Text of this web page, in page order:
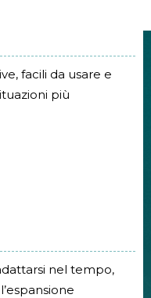
facili da usare e
più
nel tempo,